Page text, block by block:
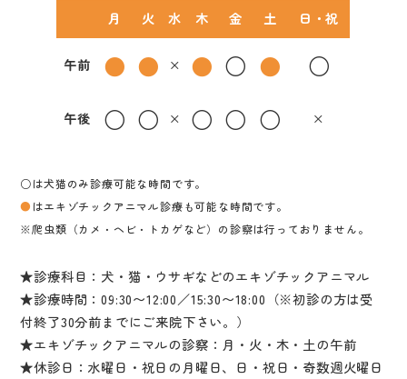
月 火 水 木 金 土 日・祝
午前 ● ● × ● ○ ● ○
午後 ○ ○ × ○ ○ ○ ×
○は犬猫のみ診療可能な時間です。
● はエキゾチックアニマル診療も可能な時間です。
※爬虫類（カメ・ヘビ・トカゲなど）の診察は行っておりません。
★診療科目：犬・猫・ウサギなどのエキゾチックアニマル
★診療時間：09:30〜12:00／15:30〜18:00（※初診の方は受
付終了30分前までにご来院下さい。）
★エキゾチックアニマルの診察：月・火・木・土の午前
★休診日：水曜日・祝日の月曜日、日・祝日・奇数週火曜日